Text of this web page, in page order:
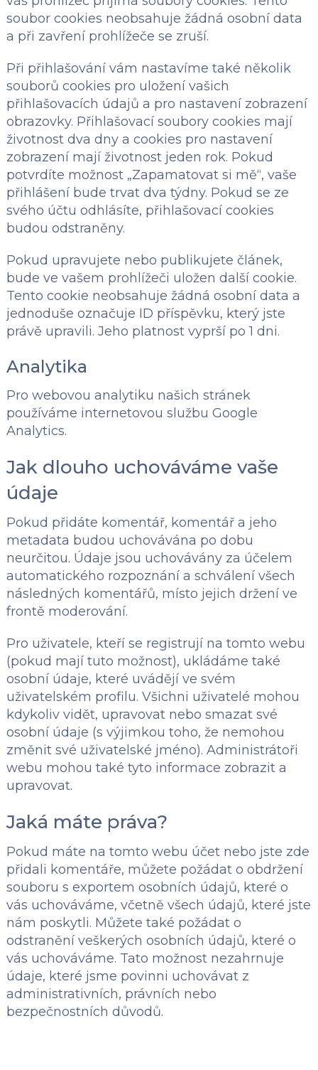
soubor cookies neobsahuje žádná osobní data
a při zavření prohlížeče se zruší.
Při přihlašování vám nastavíme také několik
souborů cookies pro uložení vašich
přihlašovacích údajů a pro nastavení zobrazení
obrazovky. Přihlašovací soubory cookies mají
životnost dva dny a cookies pro nastavení
zobrazení mají životnost jeden rok. Pokud
potvrdíte možnost „Zapamatovat si mě“, vaše
přihlášení bude trvat dva týdny. Pokud se ze
svého účtu odhlásíte, přihlašovací cookies
budou odstraněny.
Pokud upravujete nebo publikujete článek,
bude ve vašem prohlížeči uložen další cookie.
Tento cookie neobsahuje žádná osobní data a
jednoduše označuje ID příspěvku, který jste
právě upravili. Jeho platnost vyprší po 1 dni.
Analytika
Pro webovou analytiku našich stránek
používáme internetovou službu Google
Analytics.
Jak dlouho uchováváme vaše
údaje
Pokud přidáte komentář, komentář a jeho
metadata budou uchovávána po dobu
neurčitou. Údaje jsou uchovávány za účelem
automatického rozpoznání a schválení všech
následných komentářů, místo jejich držení ve
frontě moderování.
Pro uživatele, kteří se registrují na tomto webu
(pokud mají tuto možnost), ukládáme také
osobní údaje, které uvádějí ve svém
uživatelském profilu. Všichni uživatelé mohou
kdykoliv vidět, upravovat nebo smazat své
osobní údaje (s výjimkou toho, že nemohou
změnit své uživatelské jméno). Administrátoři
webu mohou také tyto informace zobrazit a
upravovat.
Jaká máte práva?
Pokud máte na tomto webu účet nebo jste zde
přidali komentáře, můžete požádat o obdržení
souboru s exportem osobních údajů, které o
vás uchováváme, včetně všech údajů, které jste
nám poskytli. Můžete také požádat o
odstranění veškerých osobních údajů, které o
vás uchováváme. Tato možnost nezahrnuje
údaje, které jsme povinni uchovávat z
administrativních, právních nebo
bezpečnostních důvodů.